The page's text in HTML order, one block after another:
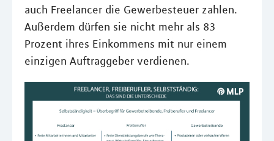
auch Freelancer die Gewerbesteuer zahlen.
Außerdem dürfen sie nicht mehr als 83
Prozent ihres Einkommens mit nur einem
einzigen Auftraggeber verdienen.